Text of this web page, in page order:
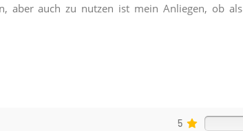
aber auch zu nutzen ist mein Anliegen, ob als
5